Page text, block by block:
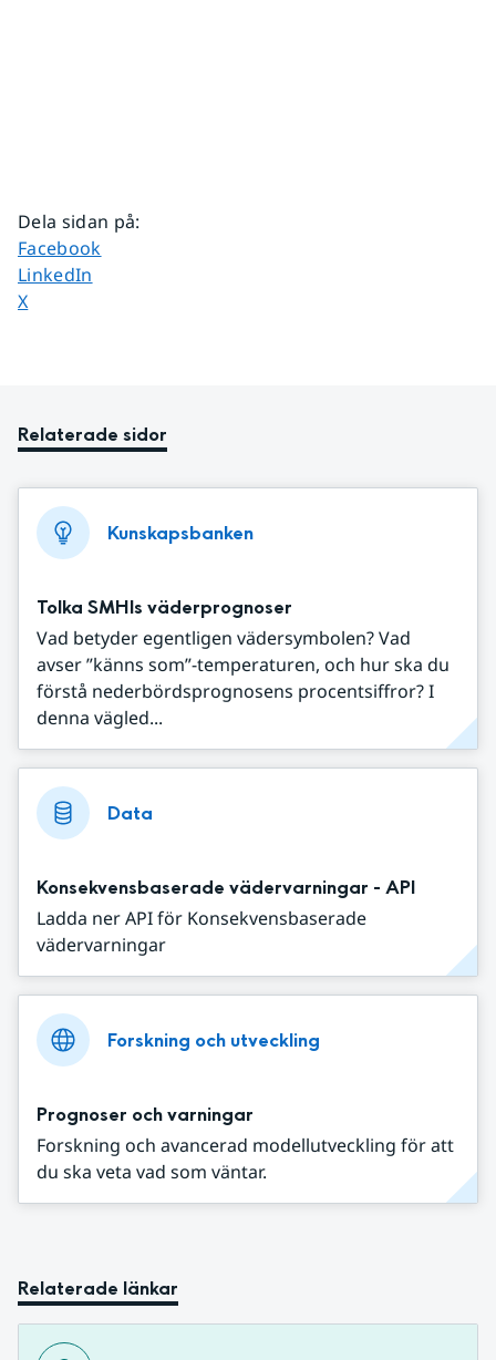
Dela sidan på:
Dela sidan på
Facebook
Dela sidan på
LinkedIn
Dela sidan på
X
Relaterade sidor
Kunskapsbanken
Tolka SMHIs väderprognoser
Vad betyder egentligen vädersymbolen? Vad
avser ”känns som”-temperaturen, och hur ska du
förstå nederbördsprognosens procentsiffror? I
denna vägled...
Data
Konsekvensbaserade vädervarningar - API
Ladda ner API för Konsekvensbaserade
vädervarningar
Forskning och utveckling
Prognoser och varningar
Forskning och avancerad modellutveckling för att
du ska veta vad som väntar.
Relaterade länkar